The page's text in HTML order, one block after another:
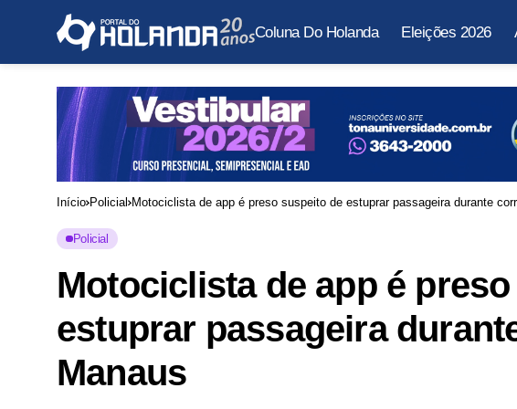
Coluna Do Holanda Eleições 2026
Início Policial Motociclista de app é preso suspeito de estuprar passageira durante
Policial
Motociclista de app é
estuprar passageira
Manaus